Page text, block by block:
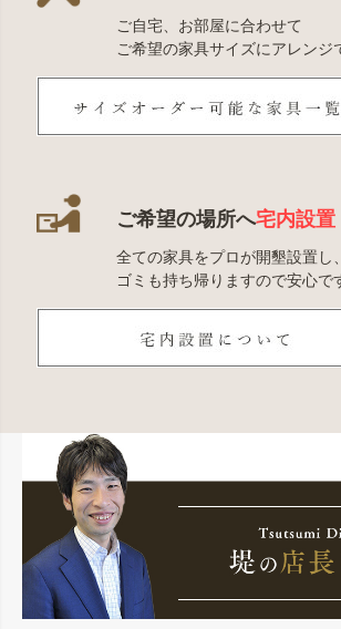
ご自宅、お部屋に合わせて
ご希望の家具サイズにアレンジ
ご希望の場所へ宅内設置
全ての家具をプロが開墾設置し、
ゴミも持ち帰りますので安心で